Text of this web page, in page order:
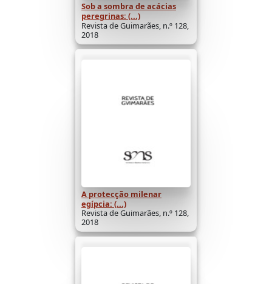
Sob a sombra de acácias
peregrinas: (...)
Revista de Guimarães, n.º 128,
2018
A protecção milenar
egípcia: (...)
Revista de Guimarães, n.º 128,
2018